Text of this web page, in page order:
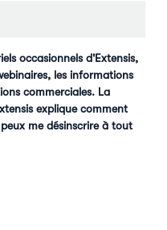
occasionnels d'Extensis,
les informations
commerciales. La
explique comment
me désinscrire à tout